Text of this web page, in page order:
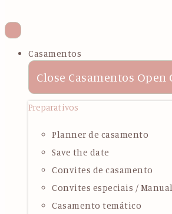
Casamentos
Close Casamentos Open
Preparativos
Planner de casamento
Save the date
Convites de casamento
Convites especiais /
Casamento temático